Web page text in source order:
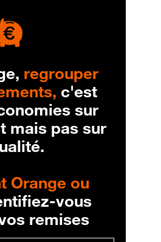
regrouper
c'est
sur
mais pas sur
Orange ou
vous
remises